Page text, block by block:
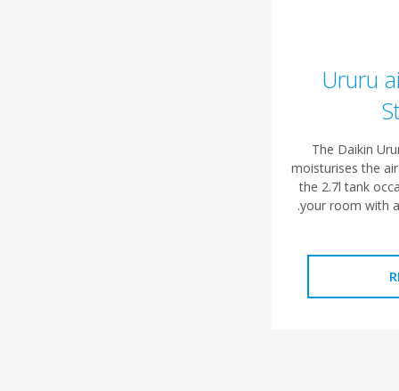
Ururu
The Daikin
moisturises the
the 2.7l tank
your room with